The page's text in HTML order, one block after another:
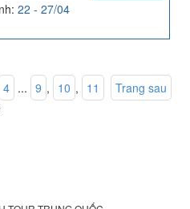
22 - 27/04
4 ... 9 , 10 , 11
Trang sau